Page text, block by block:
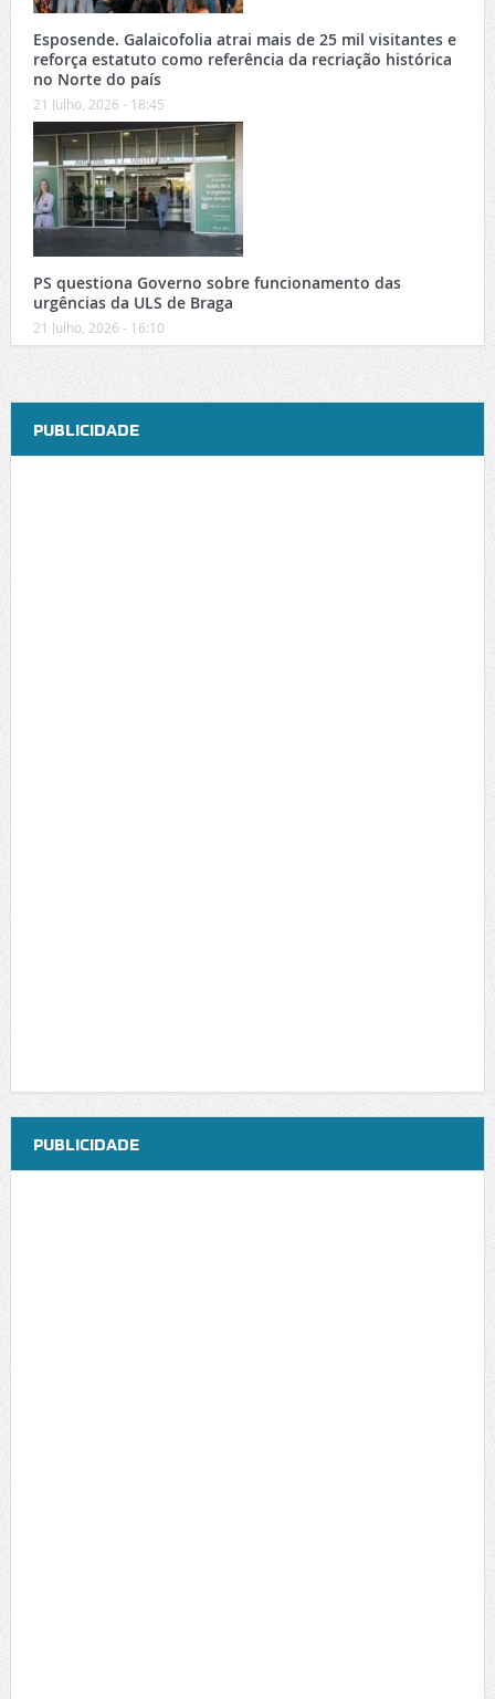
Esposende. Galaicofolia atrai mais de 25 mil visitantes e
reforça estatuto como referência da recriação histórica
no Norte do país
21 Julho, 2026 - 18:45
PS questiona Governo sobre funcionamento das
urgências da ULS de Braga
21 Julho, 2026 - 16:10
PUBLICIDADE
PUBLICIDADE